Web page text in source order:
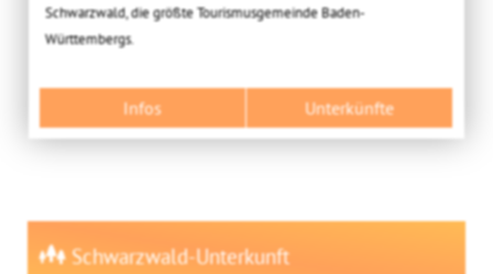
Schwarzwald, die größte Tourismusgemeinde Baden-
Württembergs.
Infos Unterkünfte
Schwarzwald-Unterkunft